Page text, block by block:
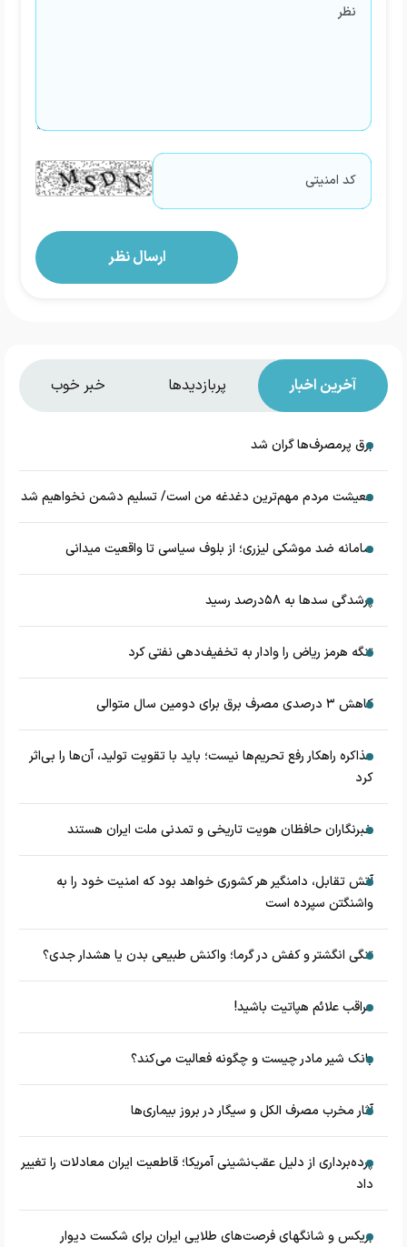
آخرین اخبار پربازدیدها خبر خوب
برق پرمصرف‌ها گران شد
معیشت مردم مهم‌ترین دغدغه من است/ تسلیم دشمن نخواهیم شد
سامانه ضد موشکی لیزری؛ از بلوف سیاسی تا واقعیت میدانی
پرشدگی سدها به ۵۸درصد رسید
تنگه هرمز ریاض را وادار به تخفیف‌دهی نفتی کرد
کاهش ۳ درصدی مصرف برق برای دومین سال متوالی
مذاکره راهکار رفع تحریم‌ها نیست؛ باید با تقویت تولید، آن‌ها را بی‌اثر
کرد
خبرنگاران حافظان هویت تاریخی و تمدنی ملت ایران هستند
آتش تقابل، دامنگیر هر کشوری خواهد بود که امنیت خود را به
واشنگتن سپرده است
تنگی انگشتر و کفش در گرما؛ واکنش طبیعی بدن یا هشدار جدی؟
مراقب علائم هپاتیت باشید!
بانک شیر مادر چیست و چگونه فعالیت می‌کند؟
آثار مخرب مصرف الکل و سیگار در بروز بیماری‌ها
پرده‌برداری از دلیل عقب‌نشینی آمریکا؛ قاطعیت ایران معادلات را تغییر
داد
بریکس و شانگهای فرصت‌های طلایی ایران برای شکست دیوار